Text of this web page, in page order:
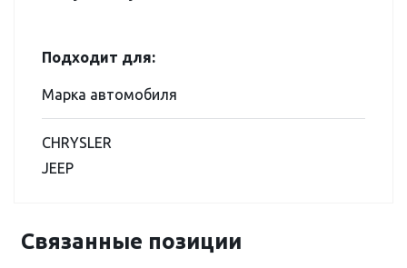
Подходит для:
Марка автомобиля
CHRYSLER
JEEP
Связанные позиции